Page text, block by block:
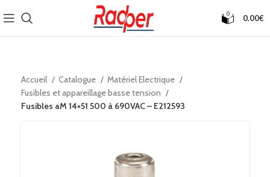
0 0.00€
Accueil Catalogue
Matériel Electrique
Fusibles et appareillage basse tension
Fusibles aM 14×51 500 à 690VAC – E212593